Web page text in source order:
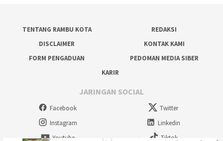
TENTANG RAMBU KOTA
REDAKSI
DISCLAIMER
KONTAK KAMI
FORM PENGADUAN
PEDOMAN MEDIA SIBER
KARIR
JARINGAN SOCIAL
Facebook
Twitter
Instagram
Linkedin
Youtube
Tiktok